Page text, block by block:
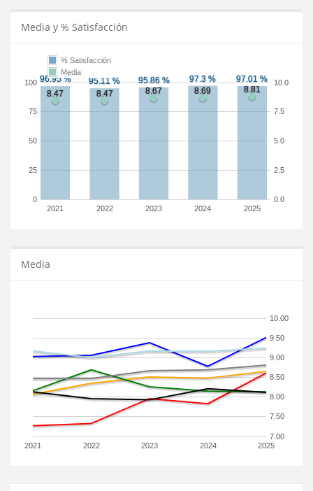
Media y % Satisfacción
2021 2022 2023 2024 2025
0
25
50
75
100
0.0
2.5
5.0
7.5
10.0
% Satisfacción
Media
Media
2021 2022 2023 2024 2025
7.00
7.50
8.00
8.50
9.00
9.50
10.00